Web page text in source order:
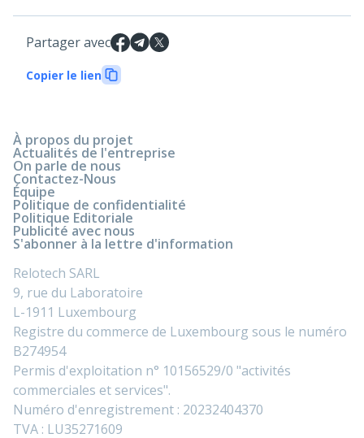
Partager avec
Copier le lien
À propos du projet
Actualités de l'entreprise
On parle de nous
Contactez-Nous
Équipe
Politique de confidentialité
Politique Editoriale
Publicité avec nous
S'abonner à la lettre d'information
Relotech SARL
9, rue du Laboratoire
L-1911 Luxembourg
Registre du commerce de Luxembourg sous le numéro
B274954
Permis d'exploitation n° 10156529/0 "activités
commerciales et services".
Numéro d'enregistrement : 20232404370
TVA : LU35271609